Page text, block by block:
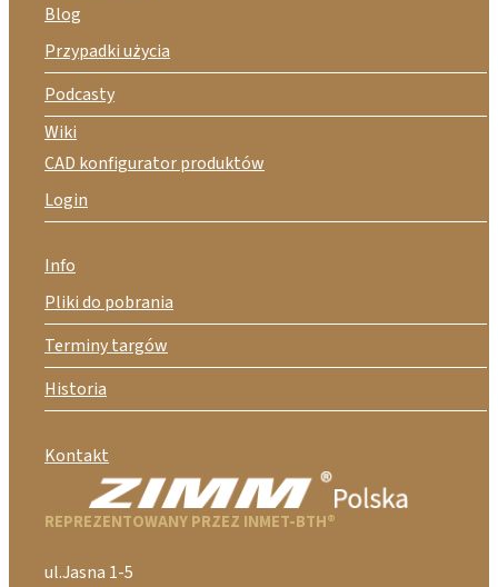
Blog
Przypadki użycia
Podcasty
Wiki
CAD konfigurator produktów
Login
Info
Pliki do pobrania
Terminy targów
Historia
Kontakt
REPREZENTOWANY PRZEZ INMET-BTH®
ul.Jasna 1-5